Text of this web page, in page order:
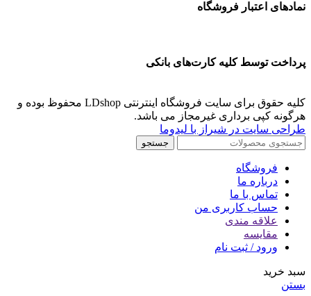
نمادهای اعتبار فروشگاه
پرداخت توسط کلیه کارت‌های بانکی
کلیه حقوق برای سایت فروشگاه اینترنتی LDshop محفوظ بوده و
هرگونه کپی برداری غیرمجاز می باشد.
طراحی سایت در شیراز با لیدوما
جستجو
فروشگاه
درباره ما
تماس با ما
حساب کاربری من
علاقه مندی
مقايسه
ورود / ثبت نام
سبد خرید
بستن